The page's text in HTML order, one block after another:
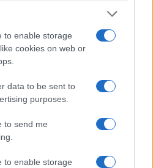
to enable storage
cookies on web or
data to be sent to
purposes.
to send me
to enable storage
durante i cambi di
supermercato sono
e formulazioni
a lenire le mucose e a
agenti esterni.
senza zucchero arricchiti
prodotti forniscono
supporto immunitario